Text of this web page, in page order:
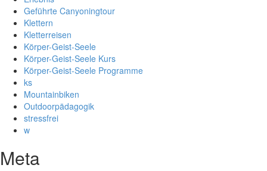
Geführte Canyoningtour
Klettern
Kletterreisen
Körper-Geist-Seele
Körper-Geist-Seele Kurs
Körper-Geist-Seele Programme
ks
Mountainbiken
Outdoorpädagogik
stressfrei
w
Meta